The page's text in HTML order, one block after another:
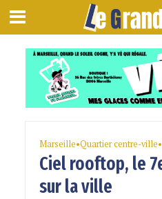
Marseille•Quartier centre-ville•
Ciel rooftop, le
sur la ville